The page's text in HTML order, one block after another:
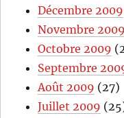
Décembre 2009
Novembre 2009
Octobre 2009
Septembre
Août 2009 (27)
Juillet 2009